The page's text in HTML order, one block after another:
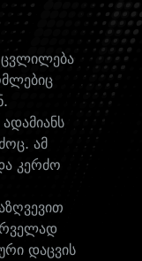
ცვლილება
ამ
კერძო
დაცვის